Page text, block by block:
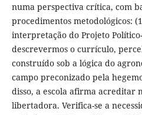
numa perspectiva crítica, com
procedimentos metodológicos:
interpretação do Projeto Político-
descrevermos o currículo,
construído sob a lógica do
campo preconizado pela
disso, a escola afirma acreditar
libertadora. Verifica-se a